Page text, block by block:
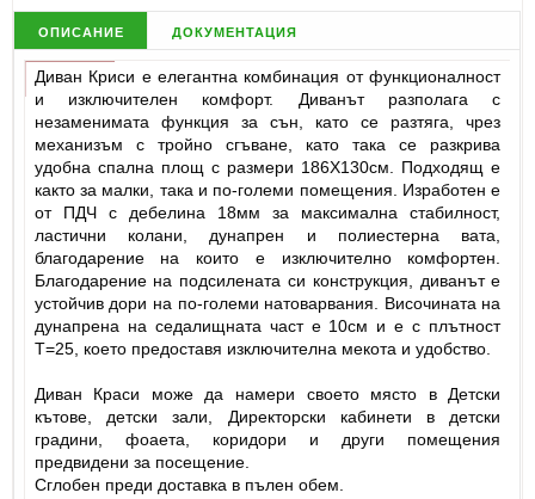
описание документация
Диван Криси е елегантна комбинация от функционалност
и изключителен комфорт. Диванът разполага с
незаменимата функция за сън, като се разтяга, чрез
механизъм с тройно сгъване, като така се разкрива
удобна спална площ с размери 186Х130см. Подходящ е
както за малки, така и по-големи помещения. Изработен е
от ПДЧ с дебелина 18мм за максимална стабилност,
ластични колани, дунапрен и полиестерна вата,
благодарение на които е изключително комфортен.
Благодарение на подсилената си конструкция, диванът е
устойчив дори на по-големи натоварвания. Височината на
дунапрена на седалищната част е 10см и е с плътност
Т=25, което предоставя изключителна мекота и удобство.
Диван Краси може да намери своето място в Детски
кътове, детски зали, Директорски кабинети в детски
градини, фоаета, коридори и други помещения
предвидени за посещение.
Сглобен преди доставка в пълен обем.